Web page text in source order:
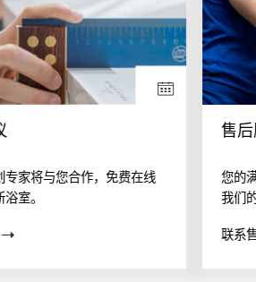
专家将与您合作，免费在线
室。
售
您的
我们
帮助
联系